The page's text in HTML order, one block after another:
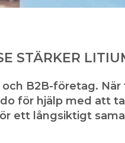
STÄRKER
B2B-företag.
för hjälp med att
ett långsiktigt